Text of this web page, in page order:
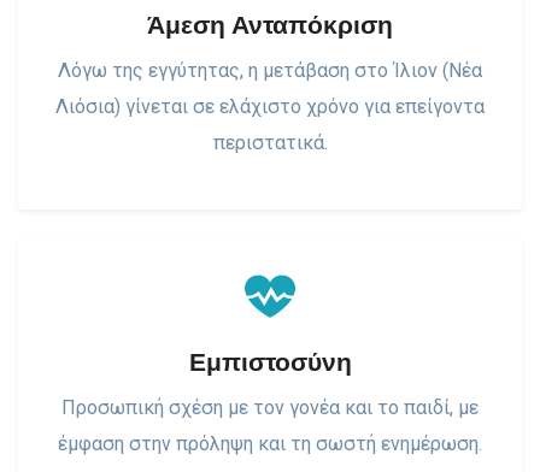
Άμεση Ανταπόκριση
Λόγω της εγγύτητας, η μετάβαση στο Ίλιον (Νέα
Λιόσια) γίνεται σε ελάχιστο χρόνο για επείγοντα
περιστατικά.
Εμπιστοσύνη
Προσωπική σχέση με τον γονέα και το παιδί, με
έμφαση στην πρόληψη και τη σωστή ενημέρωση.